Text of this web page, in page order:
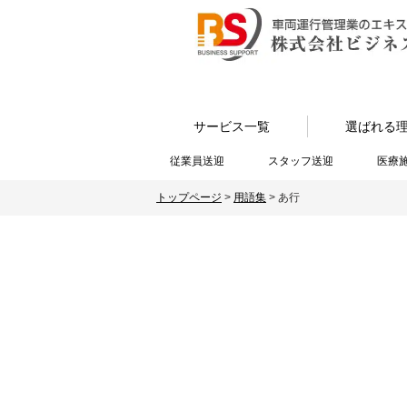
サービス一覧 選ばれる
従業員送迎 スタッフ送迎 医療
トップページ > 用語集 > あ行